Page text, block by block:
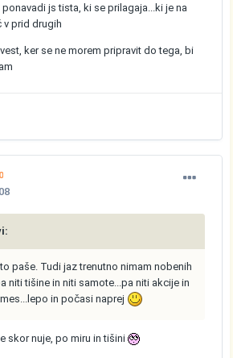
js tista, ki se prilagaja...ki je na
v prid drugih
ker se ne morem pripravit do tega, bi
paše. Tudi jaz trenutno nimam nobenih
niti tišine in niti samote...pa niti akcije in
in počasi naprej
skor nuje, po miru in tišini